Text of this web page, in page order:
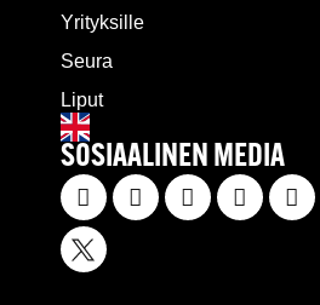
Yrityksille
Seura
Liput
SOSIAALINEN MEDIA